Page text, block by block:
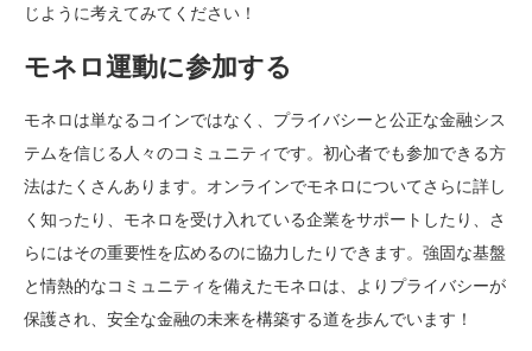
じように考えてみてください！
モネロ運動に参加する
モネロは単なるコインではなく、プライバシーと公正な金融シス
テムを信じる人々のコミュニティです。初心者でも参加できる方
法はたくさんあります。オンラインでモネロについてさらに詳し
く知ったり、モネロを受け入れている企業をサポートしたり、さ
らにはその重要性を広めるのに協力したりできます。強固な基盤
と情熱的なコミュニティを備えたモネロは、よりプライバシーが
保護され、安全な金融の未来を構築する道を歩んでいます！